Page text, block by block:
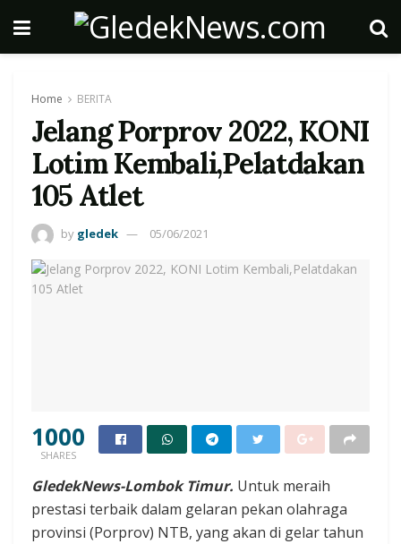
Home BERITA
Jelang Porprov 2022, KONI
Lotim Kembali,Pelatdakan
105 Atlet
by gledek 05/06/2021
1000
SHARES
GledekNews-Lombok Timur. Untuk meraih
prestasi terbaik dalam gelaran pekan olahraga
provinsi (Porprov) NTB, yang akan di gelar tahun